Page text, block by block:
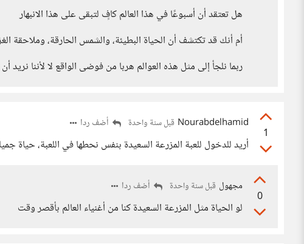
هل تعتقد أن أسبوعًا في هذا العالم كافٍ لتبقى على هذا الانبهار
أم أنك قد تكتشف أن الحياة البطيئة، والشمس الحارقة، وملاحقة
ربما نلجأ إلى مثل هذه العوالم هربا من فوضى الواقع لا لأننا
1
Nourabdelhamid قبل سنة واحدة أضف ردا
أريد للدخول للعبة المزرعة السعيدة بنفس نحطها في اللعبة، حياة
0
مجهول قبل سنة واحدة أضف ردا
لو الحياة مثل المزرعة السعيدة كنا من أغنياء العالم بأقصر وقت